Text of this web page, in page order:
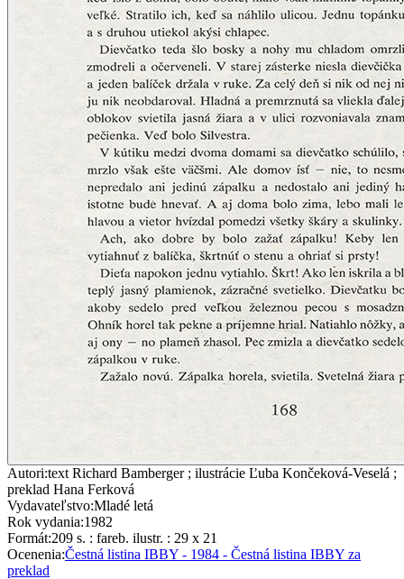
Autori:text Richard Bamberger ; ilustrácie Ľuba Končeková-Veselá ;
preklad Hana Ferková
Vydavateľstvo:Mladé letá
Rok vydania:1982
Formát:209 s. : fareb. ilustr. : 29 x 21
Ocenenia:Čestná listina IBBY - 1984 - Čestná listina IBBY za
preklad